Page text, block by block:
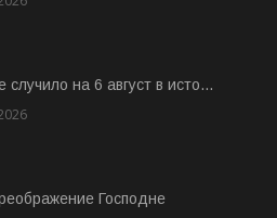
случило на 6 август в исто...
Господне